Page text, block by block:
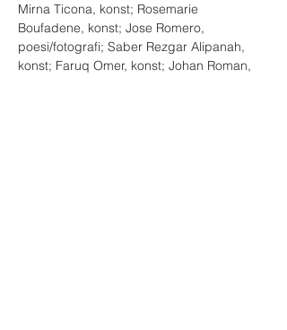
Mirna Ticona, konst; Rosemarie
Boufadene, konst; Jose Romero,
poesi/fotografi; Saber Rezgar Alipanah,
konst; Faruq Omer, konst; Johan Roman,